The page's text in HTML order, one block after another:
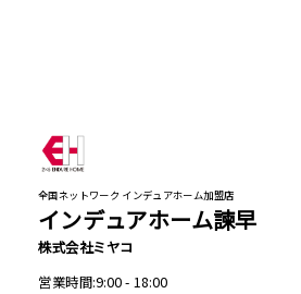
全国ネットワーク インデュアホーム加盟店
インデュアホーム諫早
株式会社ミヤコ
営業時間:9:00 - 18:00